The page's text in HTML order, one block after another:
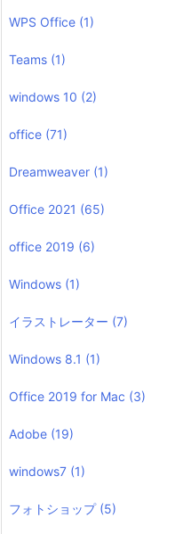
WPS Office (1)
Teams (1)
windows 10 (2)
office (71)
Dreamweaver (1)
Office 2021 (65)
office 2019 (6)
Windows (1)
イラストレーター (7)
Windows 8.1 (1)
Office 2019 for Mac (3)
Adobe (19)
windows7 (1)
フォトショップ (5)